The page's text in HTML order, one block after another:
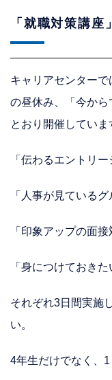
「就職対策講座
キャリアセンターで
の昼休み、「今か
とおり開催していま
「伝わるエントリ
「人事が見ている
「印象アップの面接
「身につけておき
それぞれ3日間実施
い。
4年生だけでなく、1